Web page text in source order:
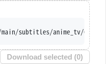
mirror/
Download selected (0)